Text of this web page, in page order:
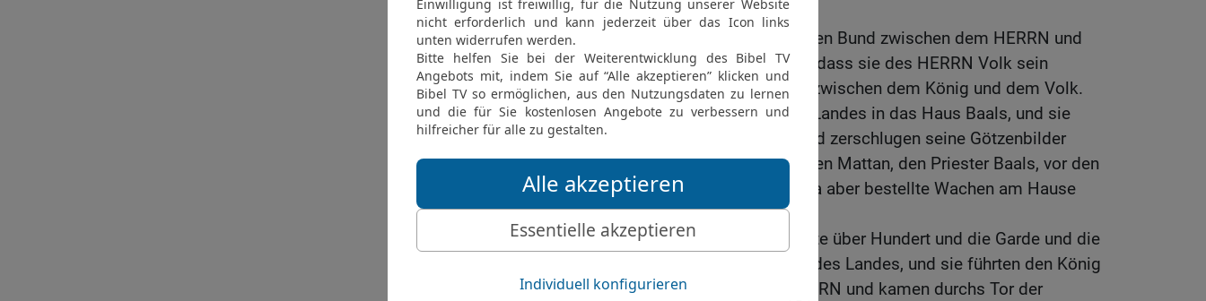
getötet.
Und Jojada schloss einen Bund zwischen dem HERRN und
dem König und dem Volk, dass sie des HERRN Volk sein
sollten; desgleichen auch zwischen dem König und dem Volk.
18 Da ging alles Volk des Landes in das Haus Baals, und sie
brachen seine Altäre ab und zerschlugen seine Götzenbilder
ganz und gar und erschlugen Mattan, den Priester Baals, vor den
Altären. Der Priester Jojada aber bestellte Wachen am Hause
des HERRN
19 und nahm die Hauptleute über Hundert und die Garde und die
Leibwache und alles Volk des Landes, und sie führten den König
hinab vom Hause des HERRN und kamen durchs Tor der